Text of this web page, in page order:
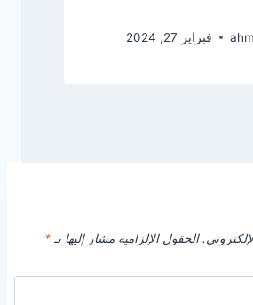
فبراير 27, 2024
الحقول الإلزامية مشار إليها بـ *